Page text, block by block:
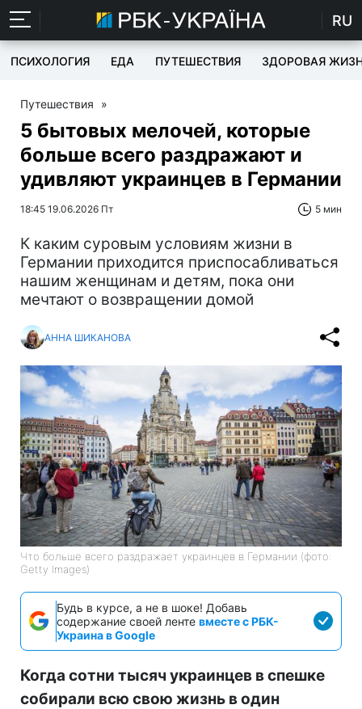
RU
ПСИХОЛОГИЯ ЕДА ПУТЕШЕСТВИЯ ЗДОРОВАЯ
Путешествия »
5 бытовых мелочей, которые
больше всего раздражают и
удивляют украинцев в Германии
18:45 19.06.2026 Пт 5 мин
К каким суровым условиям жизни в
Германии приходится приспосабливаться
нашим женщинам и детям, пока они
мечтают о возвращении домой
АННА ШИКАНОВА
Что больше всего раздражает украинцев в Германии (фото:
Getty Images)
Будь в курсе, а не в шоке! Добавь
содержание своей ленте вместе с РБК-
Украина в Google
Когда сотни тысяч украинцев в спешке
собирали всю свою жизнь в один